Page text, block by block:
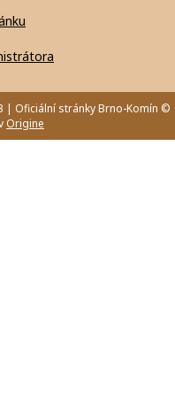
| Oficiální stránky Brno-Komín ©
Origine